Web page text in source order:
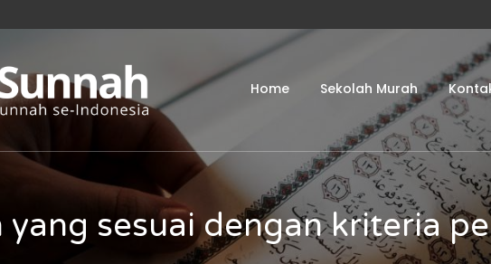
Home Sekolah Murah
yang sesuai dengan kriteria